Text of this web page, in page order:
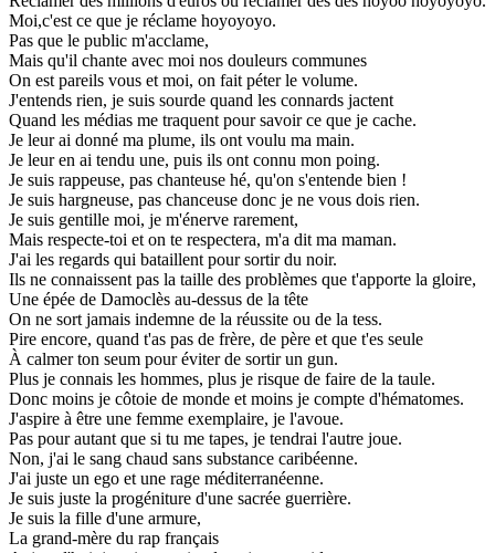
Moi,c'est ce que je réclame hoyoyoyo.
Pas que le public m'acclame,
Mais qu'il chante avec moi nos douleurs communes
On est pareils vous et moi, on fait péter le volume.
J'entends rien, je suis sourde quand les connards jactent
Quand les médias me traquent pour savoir ce que je cache.
Je leur ai donné ma plume, ils ont voulu ma main.
Je leur en ai tendu une, puis ils ont connu mon poing.
Je suis rappeuse, pas chanteuse hé, qu'on s'entende bien !
Je suis hargneuse, pas chanceuse donc je ne vous dois rien.
Je suis gentille moi, je m'énerve rarement,
Mais respecte-toi et on te respectera, m'a dit ma maman.
J'ai les regards qui bataillent pour sortir du noir.
Ils ne connaissent pas la taille des problèmes que t'apporte la gloire,
Une épée de Damoclès au-dessus de la tête
On ne sort jamais indemne de la réussite ou de la tess.
Pire encore, quand t'as pas de frère, de père et que t'es seule
À calmer ton seum pour éviter de sortir un gun.
Plus je connais les hommes, plus je risque de faire de la taule.
Donc moins je côtoie de monde et moins je compte d'hématomes.
J'aspire à être une femme exemplaire, je l'avoue.
Pas pour autant que si tu me tapes, je tendrai l'autre joue.
Non, j'ai le sang chaud sans substance caribéenne.
J'ai juste un ego et une rage méditerranéenne.
Je suis juste la progéniture d'une sacrée guerrière.
Je suis la fille d'une armure,
La grand-mère du rap français